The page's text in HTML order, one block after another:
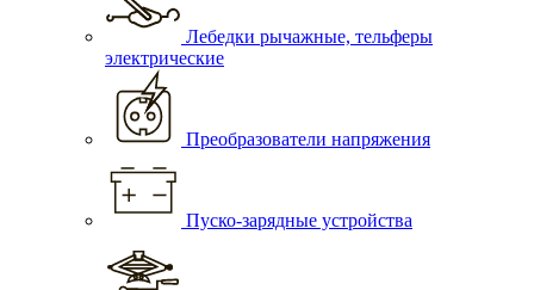
Лебедки рычажные, тельферы
электрические
Преобразователи напряжения
Пуско-зарядные устройства